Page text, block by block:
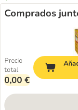
Comprados
Precio
total
0,00 €